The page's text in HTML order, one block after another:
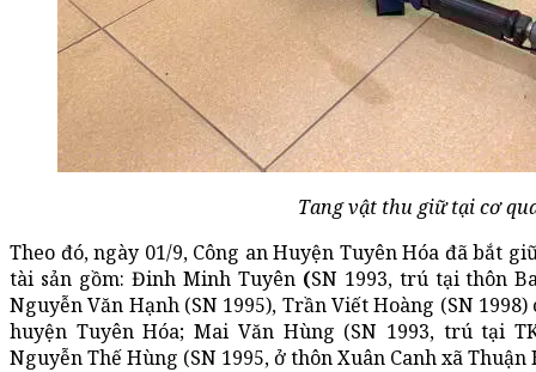
Tang vật thu giữ tại cơ
Theo đó, ngày 01/9, Công an Huyện Tuyên Hóa đã bắt
tài sản gồm: Đinh Minh Tuyên(SN 1993, trú tại thôn
Nguyễn Văn Hạnh (SN 1995), Trần Viết Hoàng (SN
huyện Tuyên Hóa; Mai Văn Hùng (SN 1993, trú tại
Nguyễn Thế Hùng (SN 1995, ở thôn Xuân Canh xã